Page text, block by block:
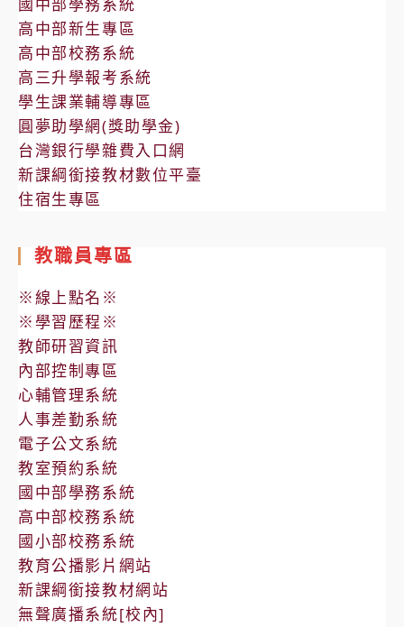
國中部學務系統
高中部新生專區
高中部校務系統
高三升學報考系統
學生課業輔導專區
圓夢助學網(獎助學金)
台灣銀行學雜費入口網
新課綱銜接教材數位平臺
住宿生專區
教職員專區
※線上點名※
※學習歷程※
教師研習資訊
內部控制專區
心輔管理系統
人事差勤系統
電子公文系統
教室預約系統
國中部學務系統
高中部校務系統
國小部校務系統
教育公播影片網站
新課綱銜接教材網站
無聲廣播系統[校內]